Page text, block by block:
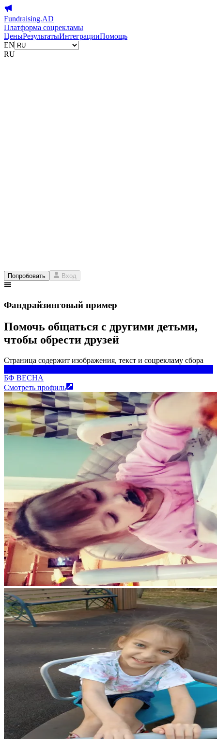
Fundraising.AD
Платформа соцрекламы
ЦеныРезультатыИнтеграцииПомощь
EN
RU
Попробовать Вход
Фандрайзинговый пример
Помочь общаться с другими детьми,
чтобы обрести друзей
Страница содержит изображения, текст и соцрекламу сбора
БФ ВЕСНА
Смотреть профиль